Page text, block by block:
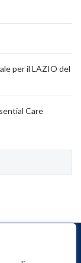
per il LAZIO del
Care